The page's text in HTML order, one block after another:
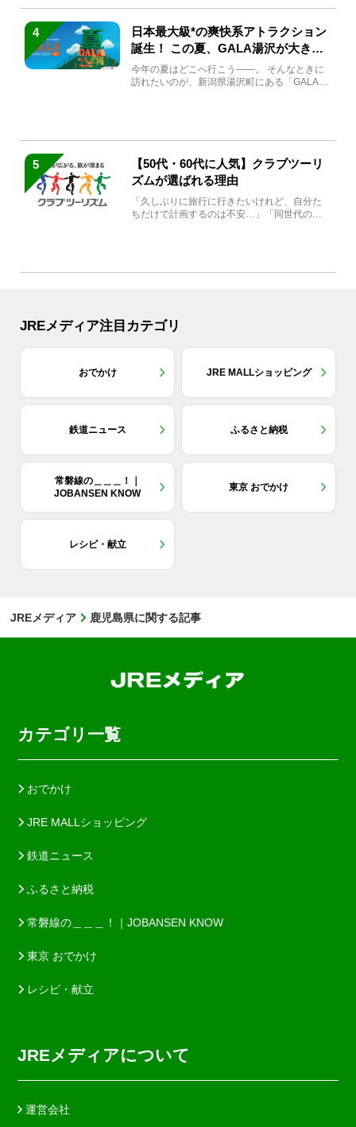
4
日本最大級*の爽快系アトラクション
誕生！ この夏、GALA湯沢が大きく
生まれ変わる
今年の夏はどこへ行こう――。 そんなときに
訪れたいのが、新潟県湯沢町にある「GALA湯
5
【50代・60代に人気】クラブツーリ
ズムが選ばれる理由
「久しぶりに旅行に行きたいけれど、自分た
ちだけで計画するのは不安…」「同世代の方
JREメディア注目カテゴリ
おでかけ JRE MALLショッピング
鉄道ニュース ふるさと納税
常磐線の＿＿＿！｜
JOBANSEN KNOW
東京 おでかけ
レシピ・献立
JREメディア 鹿児島県に関する記事
カテゴリ一覧
おでかけ
JRE MALLショッピング
鉄道ニュース
ふるさと納税
常磐線の＿＿＿！｜JOBANSEN KNOW
東京 おでかけ
レシピ・献立
JREメディアについて
運営会社